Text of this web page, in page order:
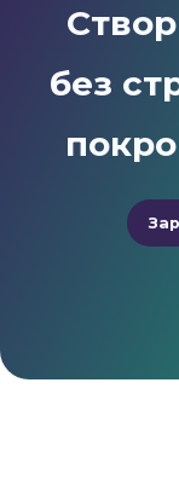
без